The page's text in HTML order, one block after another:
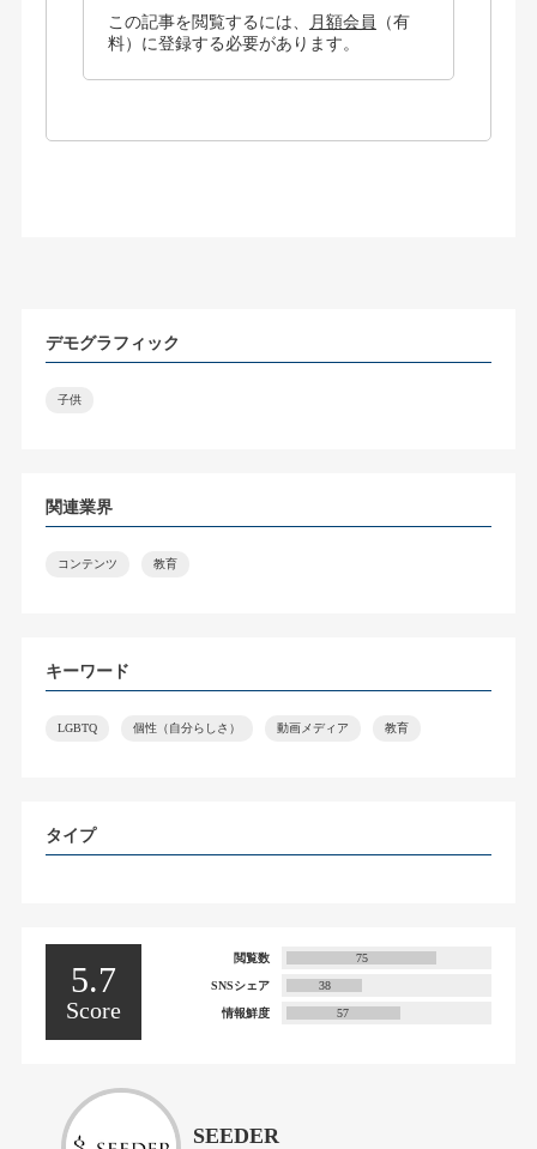
この記事を閲覧するには、 月額会員
（有
料）に登録する必要があります。
デモグラフィック
子供
関連業界
コンテンツ 教育
キーワード
LGBTQ 個性（自分らしさ） 動画メディア 教育
タイプ
5.7
Score
閲覧数 75
SNSシェア 38
情報鮮度 57
SEEDER